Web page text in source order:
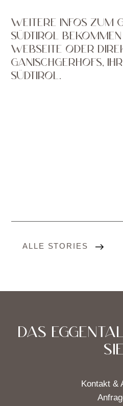
WEITERE INFOS ZUM
SÜDTIROL
WEBSEITE ODER
GANISCHGERHOFS,
SÜDTIROL.
ALLE STORIES
DAS
SIE
Kontakt &